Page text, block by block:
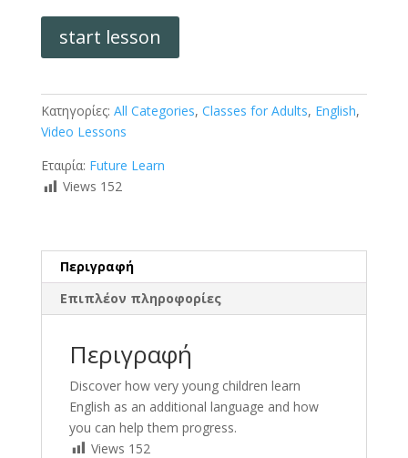
start lesson
Κατηγορίες: All Categories, Classes for Adults, English,
Video Lessons
Εταιρία: Future Learn
Views 152
Περιγραφή
Επιπλέον πληροφορίες
Περιγραφή
Discover how very young children learn
English as an additional language and how
you can help them progress.
Views 152